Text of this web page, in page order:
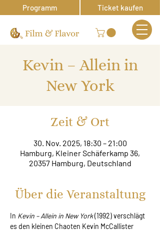
Programm Ticket kaufen
Kevin – Allein in
New York
Zeit & Ort
30. Nov. 2025, 18:30 – 21:00
Hamburg, Kleiner Schäferkamp 36,
20357 Hamburg, Deutschland
Über die Veranstaltung
In Kevin – Allein in New York (1992) verschlägt
es den kleinen Chaoten Kevin McCallister